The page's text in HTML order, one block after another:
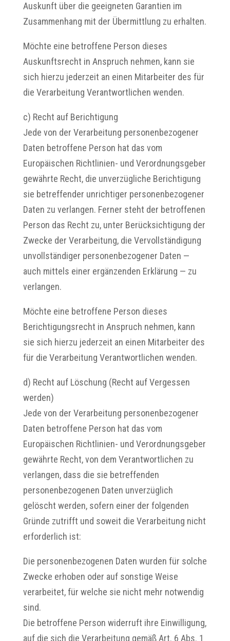
Auskunft über die geeigneten Garantien im
Zusammenhang mit der Übermittlung zu erhalten.
Möchte eine betroffene Person dieses
Auskunftsrecht in Anspruch nehmen, kann sie
sich hierzu jederzeit an einen Mitarbeiter des für
die Verarbeitung Verantwortlichen wenden.
c) Recht auf Berichtigung
Jede von der Verarbeitung personenbezogener
Daten betroffene Person hat das vom
Europäischen Richtlinien- und Verordnungsgeber
gewährte Recht, die unverzügliche Berichtigung
sie betreffender unrichtiger personenbezogener
Daten zu verlangen. Ferner steht der betroffenen
Person das Recht zu, unter Berücksichtigung der
Zwecke der Verarbeitung, die Vervollständigung
unvollständiger personenbezogener Daten —
auch mittels einer ergänzenden Erklärung — zu
verlangen.
Möchte eine betroffene Person dieses
Berichtigungsrecht in Anspruch nehmen, kann
sie sich hierzu jederzeit an einen Mitarbeiter des
für die Verarbeitung Verantwortlichen wenden.
d) Recht auf Löschung (Recht auf Vergessen
werden)
Jede von der Verarbeitung personenbezogener
Daten betroffene Person hat das vom
Europäischen Richtlinien- und Verordnungsgeber
gewährte Recht, von dem Verantwortlichen zu
verlangen, dass die sie betreffenden
personenbezogenen Daten unverzüglich
gelöscht werden, sofern einer der folgenden
Gründe zutrifft und soweit die Verarbeitung nicht
erforderlich ist:
Die personenbezogenen Daten wurden für solche
Zwecke erhoben oder auf sonstige Weise
verarbeitet, für welche sie nicht mehr notwendig
sind.
Die betroffene Person widerruft ihre Einwilligung,
auf die sich die Verarbeitung gemäß Art. 6 Abs. 1